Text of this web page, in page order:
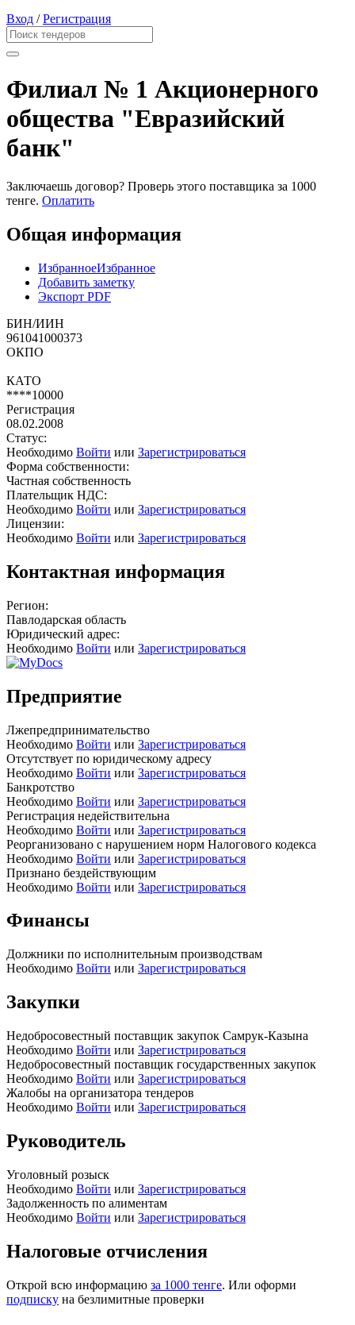
Вход /Регистрация
Филиал № 1 Акционерного
общества "Евразийский
банк"
Заключаешь договор? Проверь этого поставщика за 1000
тенге. Оплатить
Общая информация
ИзбранноеИзбранное
Добавить заметку
Экспорт PDF
БИН/ИИН
961041000373
ОКПО
КАТО
****10000
Регистрация
08.02.2008
Статус:
Необходимо Войти или Зарегистрироваться
Форма собственности:
Частная собственность
Плательщик НДС:
Необходимо Войти или Зарегистрироваться
Лицензии:
Необходимо Войти или Зарегистрироваться
Контактная информация
Регион:
Павлодарская область
Юридический адрес:
Необходимо Войти или Зарегистрироваться
Предприятие
Лжепредпринимательство
Необходимо Войти или Зарегистрироваться
Отсутствует по юридическому адресу
Необходимо Войти или Зарегистрироваться
Банкротство
Необходимо Войти или Зарегистрироваться
Регистрация недействительна
Необходимо Войти или Зарегистрироваться
Реорганизовано с нарушением норм Налогового кодекса
Необходимо Войти или Зарегистрироваться
Признано бездействующим
Необходимо Войти или Зарегистрироваться
Финансы
Должники по исполнительным производствам
Необходимо Войти или Зарегистрироваться
Закупки
Недобросовестный поставщик закупок Самрук-Казына
Необходимо Войти или Зарегистрироваться
Недобросовестный поставщик государственных закупок
Необходимо Войти или Зарегистрироваться
Жалобы на организатора тендеров
Необходимо Войти или Зарегистрироваться
Руководитель
Уголовный розыск
Необходимо Войти или Зарегистрироваться
Задолженность по алиментам
Необходимо Войти или Зарегистрироваться
Налоговые отчисления
Открой всю информацию за 1000 тенге. Или оформи
подписку на безлимитные проверки